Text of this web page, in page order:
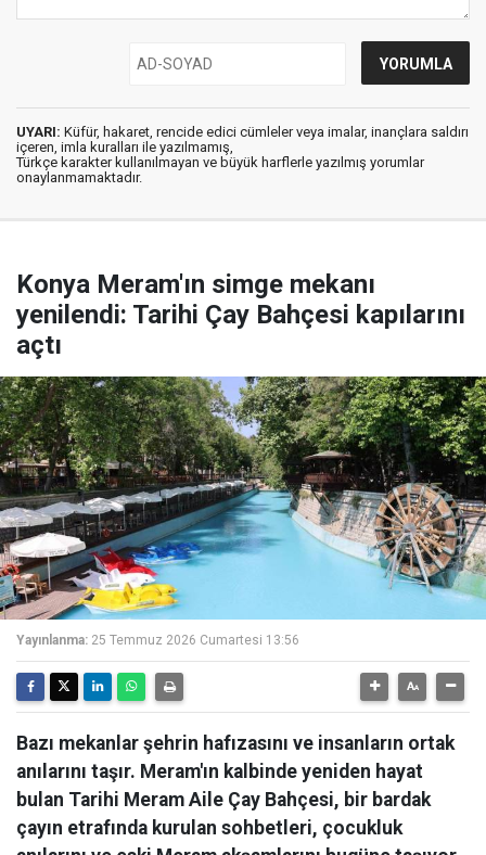
UYARI: Küfür, hakaret, rencide edici cümleler veya imalar, inançlara saldırı
içeren, imla kuralları ile yazılmamış,
Türkçe karakter kullanılmayan ve büyük harflerle yazılmış yorumlar
onaylanmamaktadır.
Konya Meram'ın simge mekanı
yenilendi: Tarihi Çay Bahçesi kapılarını
açtı
Yayınlanma: 25 Temmuz 2026 Cumartesi 13:56
Bazı mekanlar şehrin hafızasını ve insanların ortak
anılarını taşır. Meram'ın kalbinde yeniden hayat
bulan Tarihi Meram Aile Çay Bahçesi, bir bardak
çayın etrafında kurulan sohbetleri, çocukluk